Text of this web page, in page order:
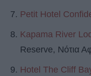
Petit Hotel
Kapama River
Reserve, Νότια
Hotel The Cliff